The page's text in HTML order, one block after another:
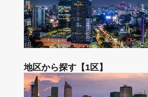
地区から探す【1区】